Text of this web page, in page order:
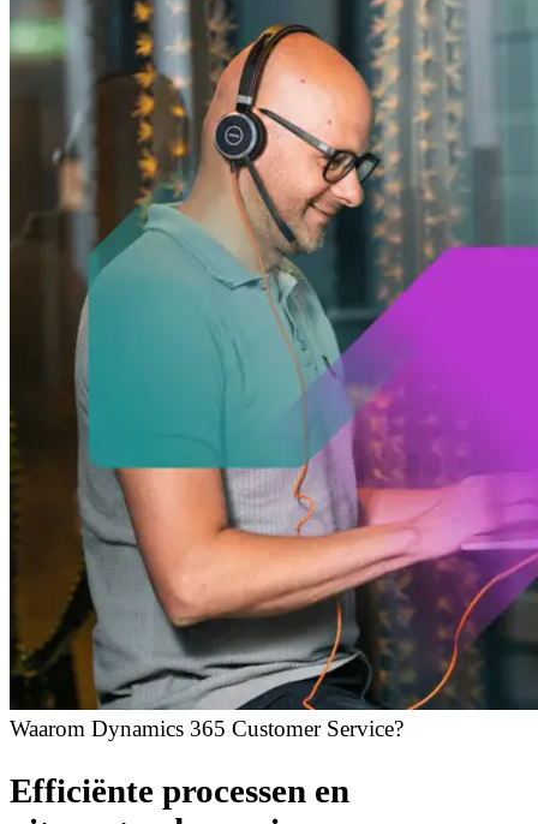
Waarom Dynamics 365 Customer Service?
Efficiënte processen en